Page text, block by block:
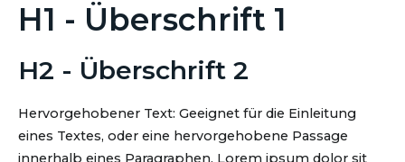
H1 - Überschrift 1
H2 - Überschrift 2
Hervorgehobener Text: Geeignet für die Einleitung
eines Textes, oder eine hervorgehobene Passage